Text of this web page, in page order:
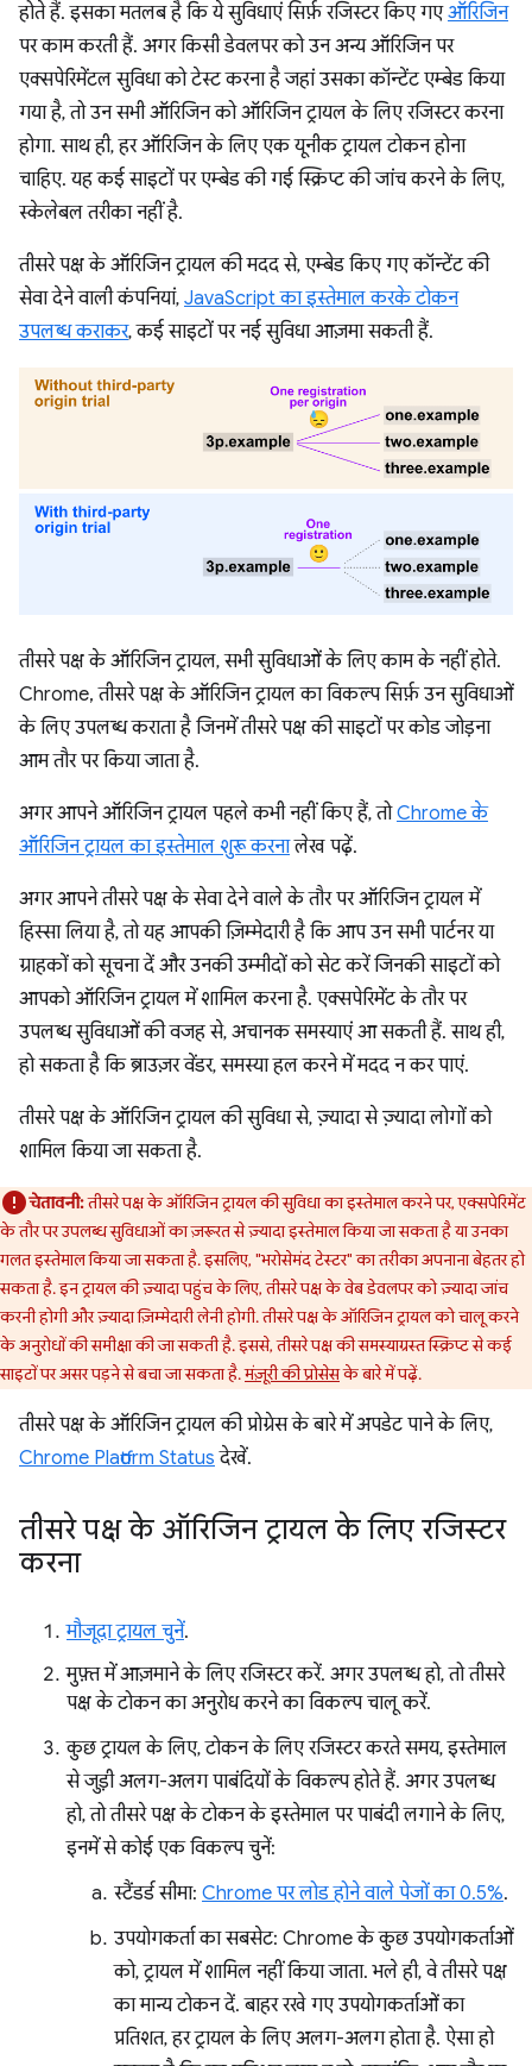
होते हैं. इसका मतलब है कि ये सुविधाएं सिर्फ़ रजिस्टर किए गएऑरिजिन
पर काम करती हैं. अगर किसी डेवलपर को उन अन्य ऑरिजिन पर
एक्सपेरिमेंटल सुविधा को टेस्ट करना है जहां उसका कॉन्टेंट एम्बेड किया
गया है, तो उन सभी ऑरिजिन को ऑरिजिन ट्रायल के लिए रजिस्टर करना
होगा. साथ ही, हर ऑरिजिन के लिए एक यूनीक ट्रायल टोकन होना
चाहिए. यह कई साइटों पर एम्बेड की गई स्क्रिप्ट की जांच करने के लिए,
स्केलेबल तरीका नहीं है.
तीसरे पक्ष के ऑरिजिन ट्रायल की मदद से, एम्बेड किए गए कॉन्टेंट की
सेवा देने वाली कंपनियां, JavaScript का इस्तेमाल करके टोकन
उपलब्ध कराकर, कई साइटों पर नई सुविधा आज़मा सकती हैं.
तीसरे पक्ष के ऑरिजिन ट्रायल, सभी सुविधाओं के लिए काम के नहीं होते.
Chrome, तीसरे पक्ष के ऑरिजिन ट्रायल का विकल्प सिर्फ़ उन सुविधाओं
के लिए उपलब्ध कराता है जिनमें तीसरे पक्ष की साइटों पर कोड जोड़ना
आम तौर पर किया जाता है.
अगर आपने ऑरिजिन ट्रायल पहले कभी नहीं किए हैं, तोChrome के
ऑरिजिन ट्रायल का इस्तेमाल शुरू करनालेख पढ़ें.
अगर आपने तीसरे पक्ष के सेवा देने वाले के तौर पर ऑरिजिन ट्रायल में
हिस्सा लिया है, तो यह आपकी ज़िम्मेदारी है कि आप उन सभी पार्टनर या
ग्राहकों को सूचना दें और उनकी उम्मीदों को सेट करें जिनकी साइटों को
आपको ऑरिजिन ट्रायल में शामिल करना है. एक्सपेरिमेंट के तौर पर
उपलब्ध सुविधाओं की वजह से, अचानक समस्याएं आ सकती हैं. साथ ही,
हो सकता है कि ब्राउज़र वेंडर, समस्या हल करने में मदद न कर पाएं.
तीसरे पक्ष के ऑरिजिन ट्रायल की सुविधा से, ज़्यादा से ज़्यादा लोगों को
शामिल किया जा सकता है.
चेतावनी:तीसरे पक्ष के ऑरिजिन ट्रायल की सुविधा का इस्तेमाल करने पर, एक्सपेरिमेंट
के तौर पर उपलब्ध सुविधाओं का ज़रूरत से ज़्यादा इस्तेमाल किया जा सकता है या उनका
गलत इस्तेमाल किया जा सकता है. इसलिए, "भरोसेमंद टेस्टर" का तरीका अपनाना बेहतर हो
सकता है. इन ट्रायल की ज़्यादा पहुंच के लिए, तीसरे पक्ष के वेब डेवलपर को ज़्यादा जांच
करनी होगी और ज़्यादा ज़िम्मेदारी लेनी होगी. तीसरे पक्ष के ऑरिजिन ट्रायल को चालू करने
के अनुरोधों की समीक्षा की जा सकती है. इससे, तीसरे पक्ष की समस्याग्रस्त स्क्रिप्ट से कई
साइटों पर असर पड़ने से बचा जा सकता है.मंज़ूरी की प्रोसेसके बारे में पढ़ें.
तीसरे पक्ष के ऑरिजिन ट्रायल की प्रोग्रेस के बारे में अपडेट पाने के लिए,
Chrome Platform Status देखें.
तीसरे पक्ष के ऑरिजिन ट्रायल के लिए रजिस्टर
करना
मौजूदा ट्रायल चुनें.
मुफ़्त में आज़माने के लिए रजिस्टर करें. अगर उपलब्ध हो, तो तीसरे
पक्ष के टोकन का अनुरोध करने का विकल्प चालू करें.
कुछ ट्रायल के लिए, टोकन के लिए रजिस्टर करते समय, इस्तेमाल
से जुड़ी अलग-अलग पाबंदियों के विकल्प होते हैं. अगर उपलब्ध
हो, तो तीसरे पक्ष के टोकन के इस्तेमाल पर पाबंदी लगाने के लिए,
इनमें से कोई एक विकल्प चुनें:
स्टैंडर्ड सीमा: Chrome पर लोड होने वाले पेजों का 0.5%.
उपयोगकर्ता का सबसेट: Chrome के कुछ उपयोगकर्ताओं
को, ट्रायल में शामिल नहीं किया जाता. भले ही, वे तीसरे पक्ष
का मान्य टोकन दें. बाहर रखे गए उपयोगकर्ताओं का
प्रतिशत, हर ट्रायल के लिए अलग-अलग होता है. ऐसा हो